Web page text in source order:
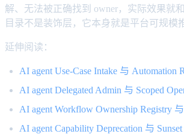
解、无法被正确找到 owner，实际效果就
目录不是装饰层，它本身就是平台可规模
延伸阅读：
AI agent Use-Case Intake 与 Automation
AI agent Delegated Admin 与 Scoped
AI agent Workflow Ownership Registry
AI agent Capability Deprecation 与